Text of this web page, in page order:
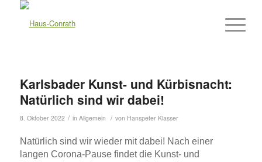
Karlsbader Kunst- und Kürbisnacht:
Natürlich sind wir dabei!
8. Oktober 2022 / in Allgemein / von Hanspeter Klasser
Natürlich sind wir wieder mit dabei! Nach einer
langen Corona-Pause findet die Kunst- und